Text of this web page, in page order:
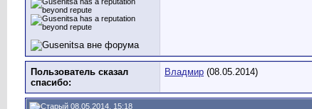
Пользователь сказал
cпасибо:
Владмир (08.05.2014)
08.05.2014, 15:18